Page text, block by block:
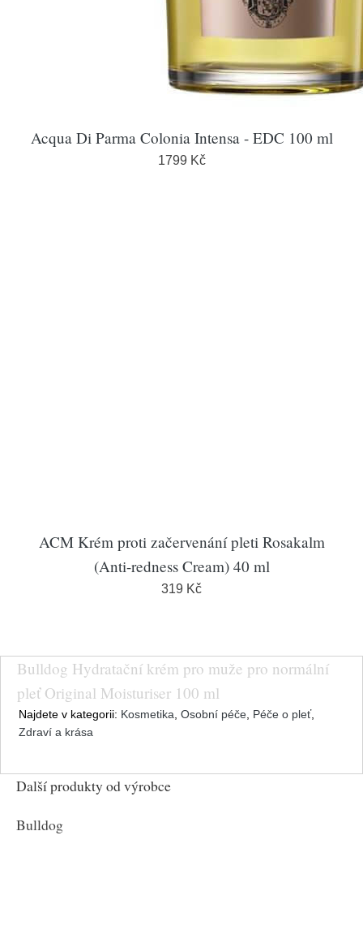
Acqua Di Parma Colonia Intensa - EDC 100 ml
1799 Kč
ACM Krém proti začervenání pleti Rosakalm
(Anti-redness Cream) 40 ml
319 Kč
Bulldog Hydratační krém pro muže pro normální
pleť Original Moisturiser 100 ml
Najdete v kategorii: Kosmetika Osobní péče Péče o pleť,
Zdraví a krása
Další produkty od výrobce
Bulldog